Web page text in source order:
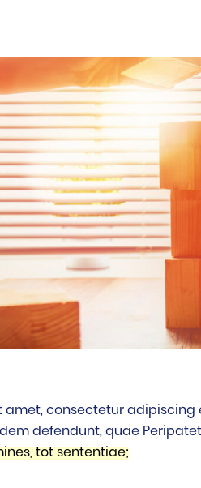
amet, consectetur
defendunt, quae
tot sententiae;